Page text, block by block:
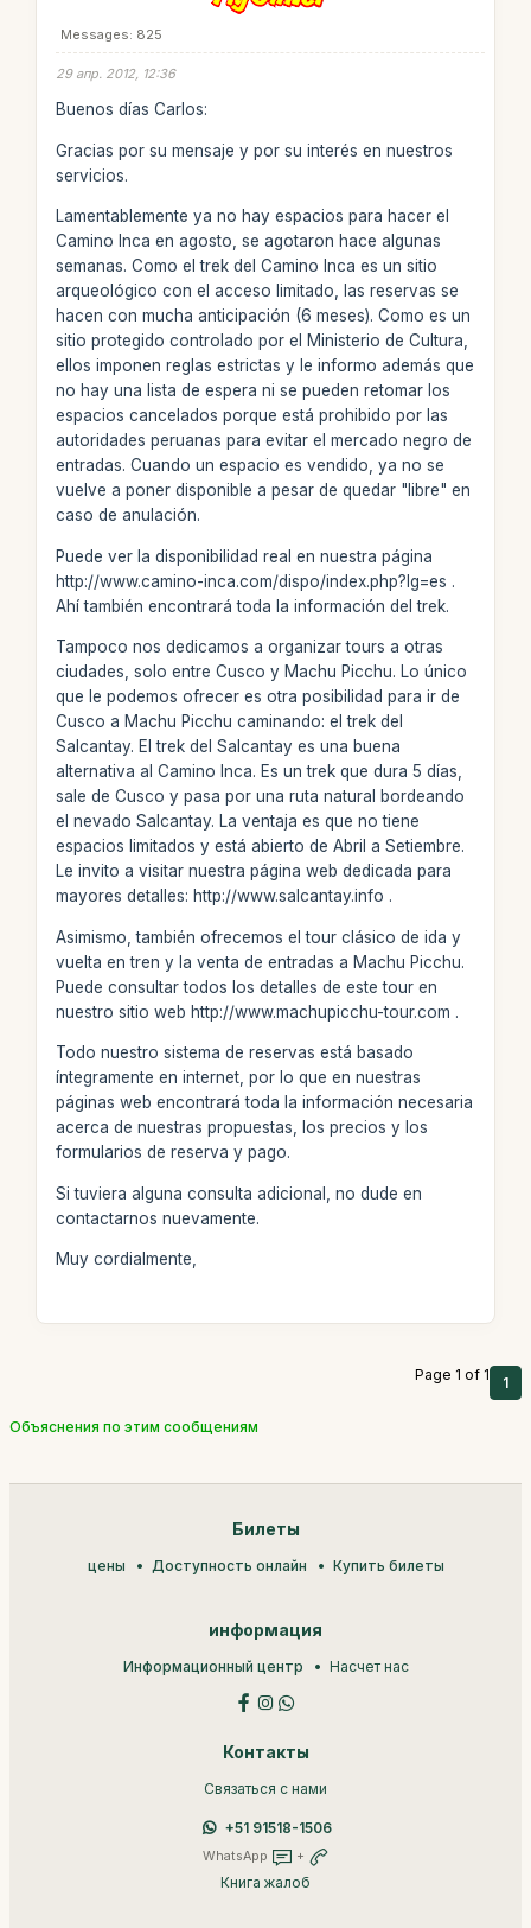
Messages: 825
29 апр. 2012, 12:36
Buenos días Carlos:
Gracias por su mensaje y por su interés en nuestros
servicios.
Lamentablemente ya no hay espacios para hacer el
Camino Inca en agosto, se agotaron hace algunas
semanas. Como el trek del Camino Inca es un sitio
arqueológico con el acceso limitado, las reservas se
hacen con mucha anticipación (6 meses). Como es un
sitio protegido controlado por el Ministerio de Cultura,
ellos imponen reglas estrictas y le informo además que
no hay una lista de espera ni se pueden retomar los
espacios cancelados porque está prohibido por las
autoridades peruanas para evitar el mercado negro de
entradas. Cuando un espacio es vendido, ya no se
vuelve a poner disponible a pesar de quedar "libre" en
caso de anulación.
Puede ver la disponibilidad real en nuestra página
http://www.camino-inca.com/dispo/index.php?lg=es .
Ahí también encontrará toda la información del trek.
Tampoco nos dedicamos a organizar tours a otras
ciudades, solo entre Cusco y Machu Picchu. Lo único
que le podemos ofrecer es otra posibilidad para ir de
Cusco a Machu Picchu caminando: el trek del
Salcantay. El trek del Salcantay es una buena
alternativa al Camino Inca. Es un trek que dura 5 días,
sale de Cusco y pasa por una ruta natural bordeando
el nevado Salcantay. La ventaja es que no tiene
espacios limitados y está abierto de Abril a Setiembre.
Le invito a visitar nuestra página web dedicada para
mayores detalles: http://www.salcantay.info .
Asimismo, también ofrecemos el tour clásico de ida y
vuelta en tren y la venta de entradas a Machu Picchu.
Puede consultar todos los detalles de este tour en
nuestro sitio web http://www.machupicchu-tour.com .
Todo nuestro sistema de reservas está basado
íntegramente en internet, por lo que en nuestras
páginas web encontrará toda la información necesaria
acerca de nuestras propuestas, los precios y los
formularios de reserva y pago.
Si tuviera alguna consulta adicional, no dude en
contactarnos nuevamente.
Muy cordialmente,
Page 1 of 1 1
Объяснения по этим сообщениям
Билеты
цены Доступность онлайн Купить билеты
информация
Информационный центр Насчет нас
Контакты
Связаться с нами
+51 91518-1506
WhatsApp +
Книга жалоб